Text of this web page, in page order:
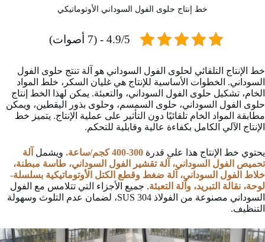
خط إنتاج حلوى الفول السوداني الأوتوماتيكي
4.9/5 - (7 أصوات)
خط الإنتاج التلقائي لحلوى الفول السوداني هو آلة تنتج حلوى الفول
السوداني. الخطوات الأساسية للإنتاج هي غليان السكر، خلط المواد
الخام، تشكيل حلوى الفول السوداني، والتعبئة. يمكن لهذا الخط إنتاج
حلوى الفول السوداني، حلوى السمسم، وحلوى بذور اليقطين، ويمكن
مطابقة المواد الخام تلقائيًا دون التأثير على عملية الإنتاج. يتميز خط
الإنتاج الآلي الكامل بكفاءة عالية وقابلية للتحكم.
يحتوي خط الإنتاج هذا على قدرة ويشمل آلة
تحميص الفول السوداني، آلة تقشير الفول السوداني، طاسة مبطنة،
خلاط الفول السوداني، آلة ضغط وقطع الكتل الأوتوماتيكية بسلسلة-
لوحة، نقالة التبريد، وآلة التعبئة. جميع الأجزاء التي تتلامس مع الفول
السوداني مصنوعة من الفولاذ SUS 304، لضمان عدم التلوث وسهولة
التنظيف.